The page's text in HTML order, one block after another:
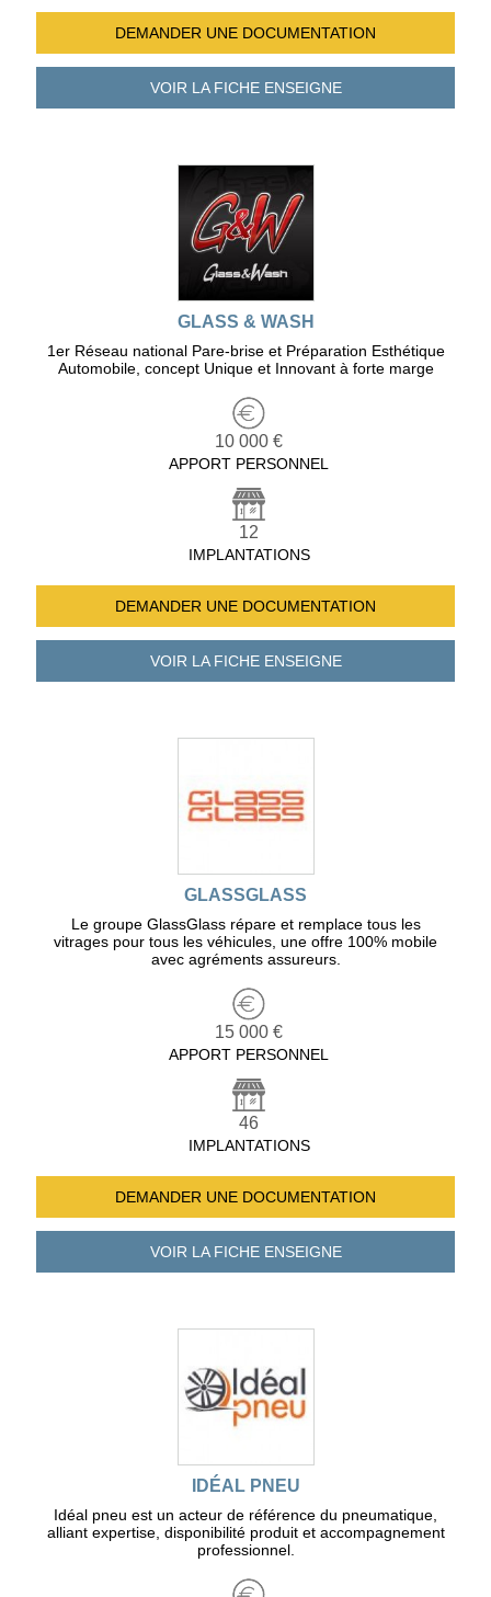
DEMANDER UNE DOCUMENTATION
VOIR LA FICHEENSEIGNE
GLASS & WASH
1er Réseau national Pare-brise et Préparation Esthétique
Automobile, concept Unique et Innovant à forte marge
10 000 €
APPORT PERSONNEL
12
IMPLANTATIONS
DEMANDER UNE DOCUMENTATION
VOIR LA FICHEENSEIGNE
GLASSGLASS
Le groupe GlassGlass répare et remplace tous les
vitrages pour tous les véhicules, une offre 100% mobile
avec agréments assureurs.
15 000 €
APPORT PERSONNEL
46
IMPLANTATIONS
DEMANDER UNE DOCUMENTATION
VOIR LA FICHEENSEIGNE
IDÉAL PNEU
Idéal pneu est un acteur de référence du pneumatique,
alliant expertise, disponibilité produit et accompagnement
professionnel.